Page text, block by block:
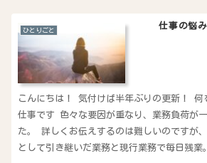
ひとりごと 仕事の悩
こんにちは！ 気付けば半年ぶりの更新！
仕事です 色々な要因が重なり、業務負荷が
た。 詳しくお伝えするのは難しいのですが
として引き継いだ業務と現行業務で毎日残